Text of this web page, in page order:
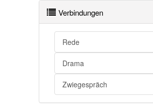
Unterredung
Unterredung
Verbindungen
Rede
Drama
Zwiegespräch